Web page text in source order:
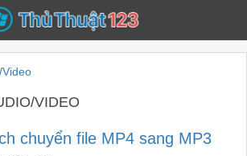
VIDEO
chuyển file MP4 sang MP3